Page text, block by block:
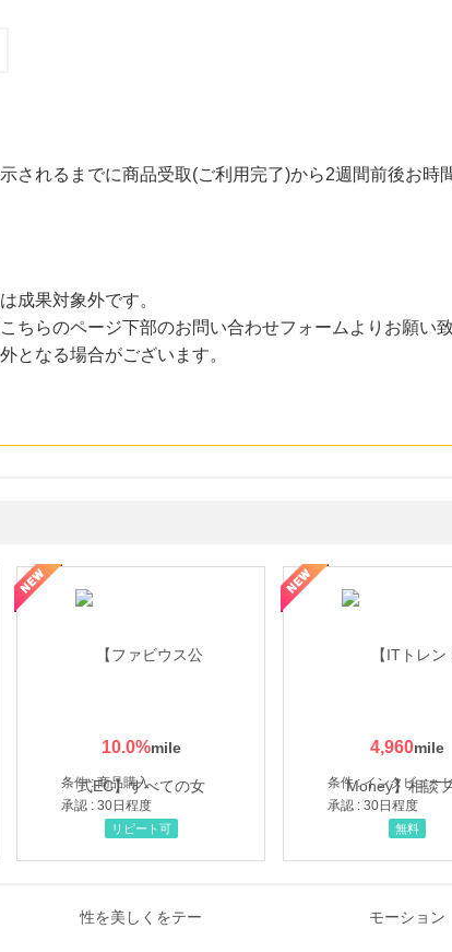
されるまでに商品受取(ご利用完了)から2週間前後お時
成果対象外です。
ちらのページ下部のお問い合わせフォームよりお願い
となる場合がございます。
10.0%
条件 : 商品購入
承認 : 30日程度
リピート可
4,960
承認 : 30日程度
無料
ハミングウォーター【販売代理店】